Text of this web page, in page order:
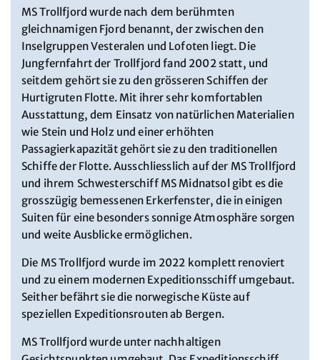
MS Trollfjord wurde nach dem berühmten
gleichnamigen Fjord benannt, der zwischen den
Inselgruppen Vesteralen und Lofoten liegt. Die
Jungfernfahrt der Trollfjord fand 2002 statt, und
seitdem gehört sie zu den grösseren Schiffen der
Hurtigruten Flotte. Mit ihrer sehr komfortablen
Ausstattung, dem Einsatz von natürlichen Materialien
wie Stein und Holz und einer erhöhten
Passagierkapazität gehört sie zu den traditionellen
Schiffe der Flotte. Ausschliesslich auf der MS Trollfjord
und ihrem Schwesterschiff MS Midnatsol gibt es die
grosszügig bemessenen Erkerfenster, die in einigen
Suiten für eine besonders sonnige Atmosphäre sorgen
und weite Ausblicke ermöglichen.
Die MS Trollfjord wurde im 2022 komplett renoviert
und zu einem modernen Expeditionsschiff umgebaut.
Seither befährt sie die norwegische Küste auf
speziellen Expeditionsrouten ab Bergen.
MS Trollfjord wurde unter nachhaltigen